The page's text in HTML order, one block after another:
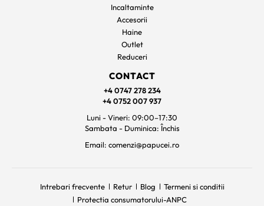
Incaltaminte
Accesorii
Haine
Outlet
Reduceri
CONTACT
+4 0747 278 234
+4 0752 007 937
Luni - Vineri: 09:00–17:30
Sambata - Duminica: Închis
Email: comenzi@papucei.ro
Intrebari frecvente Retur Blog
Termeni si conditii
Protectia consumatorului-ANPC